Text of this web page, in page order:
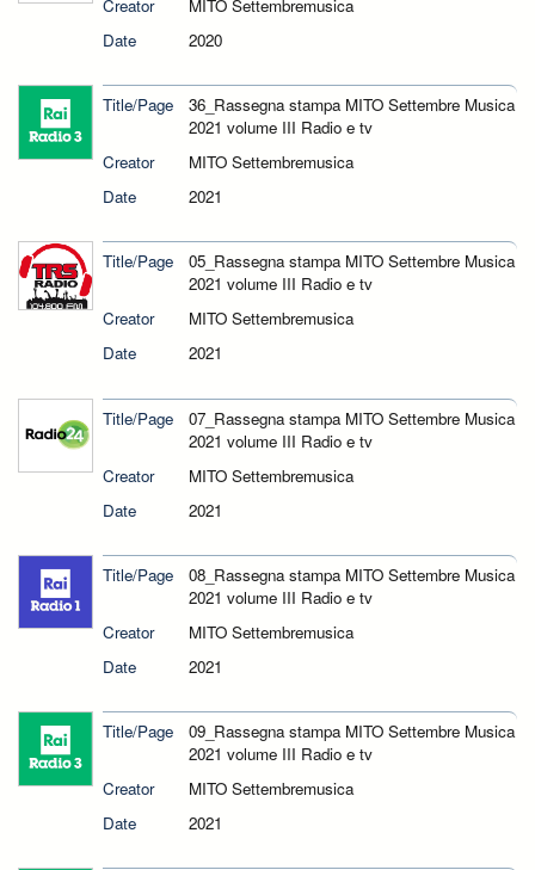
Creator
MITO Settembremusica
Date
2020
Title/Page
36_Rassegna stampa MITO Settembre Musica
2021 volume III Radio e tv
Creator
MITO Settembremusica
Date
2021
Title/Page
05_Rassegna stampa MITO Settembre Musica
2021 volume III Radio e tv
Creator
MITO Settembremusica
Date
2021
Title/Page
07_Rassegna stampa MITO Settembre Musica
2021 volume III Radio e tv
Creator
MITO Settembremusica
Date
2021
Title/Page
08_Rassegna stampa MITO Settembre Musica
2021 volume III Radio e tv
Creator
MITO Settembremusica
Date
2021
Title/Page
09_Rassegna stampa MITO Settembre Musica
2021 volume III Radio e tv
Creator
MITO Settembremusica
Date
2021